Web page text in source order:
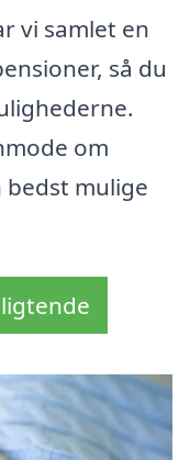
vi samlet en
så du
om
mulige